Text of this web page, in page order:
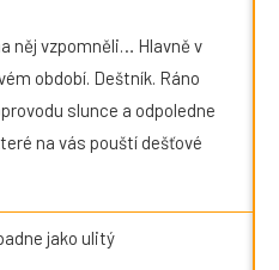
něj vzpomněli… Hlavně v
období. Deštník. Ráno
slunce a odpoledne
na vás pouští dešťové
jako ulitý